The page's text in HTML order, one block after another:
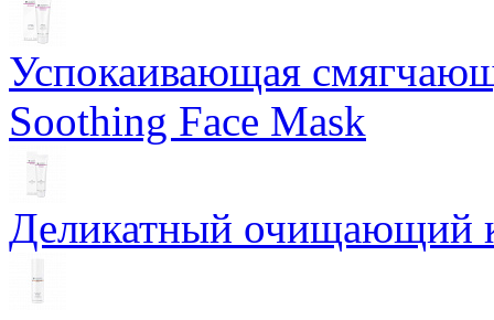
Успокаивающая
Soothing Face Mask
Деликатный очищающий